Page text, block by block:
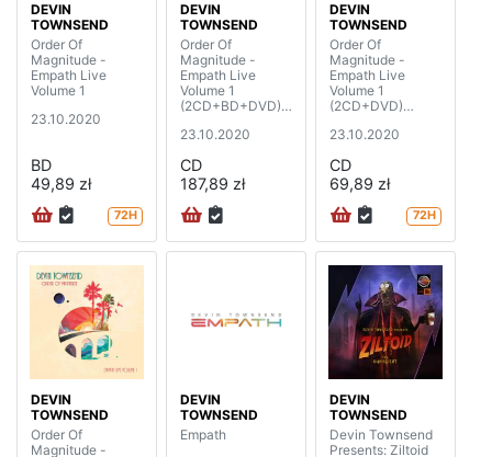
DEVIN
TOWNSEND
Order Of
Magnitude -
Empath Live
Volume 1
23.10.2020
BD
49,89 zł
72H
DEVIN
TOWNSEND
Order Of
Magnitude -
Empath Live
Volume 1
(2CD+BD+DVD)
edition)
23.10.2020
CD
187,89 zł
DEVIN
TOWNSEND
Order Of
Magnitude -
Empath Live
Volume 1
(2CD+DVD)
digipak)
23.10.2020
CD
69,89 zł
72H
DEVIN
TOWNSEND
Order Of
Magnitude -
DEVIN
TOWNSEND
Empath
DEVIN
TOWNSEND
Devin Townsend
Presents: Ziltoid